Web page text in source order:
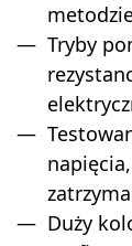
Tryby
Duży